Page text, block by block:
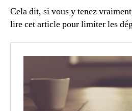
Cela dit, si vous y tenez
lire cet article pour limiter les